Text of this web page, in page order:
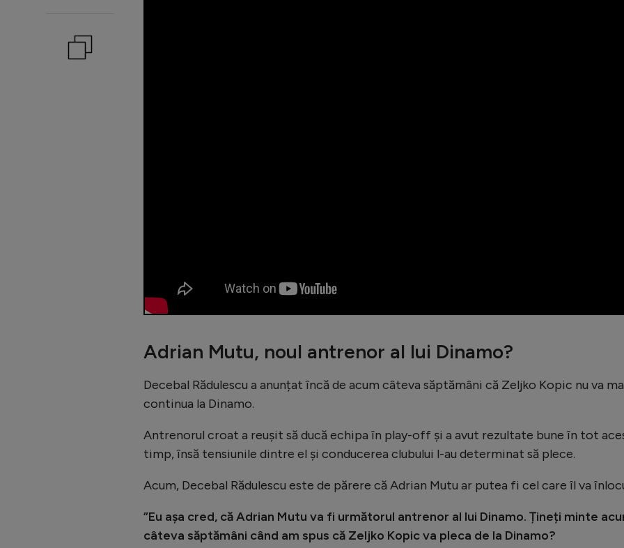
Adrian Mutu, noul antrenor al lui Dinamo?
Decebal Rădulescu a anunțat încă de acum câteva săptămâni că Zeljko Kopic nu va
continua la Dinamo.
Antrenorul croat a reușit să ducă echipa în play-off și a avut rezultate bune în tot
timp, însă tensiunile dintre el și conducerea clubului l-au determinat să plece.
Acum, Decebal Rădulescu este de părere că Adrian Mutu ar putea fi cel care îl va
”Eu așa cred, că Adrian Mutu va fi următorul antrenor al lui Dinamo. Țineți minte
câteva săptămâni când am spus că Zeljko Kopic va pleca de la Dinamo?